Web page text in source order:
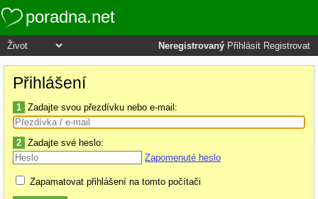
poradna.net
Neregistrovaný Přihlásit Registrovat
Přihlášení
1 Zadajte svou přezdívku nebo e-mail:
2 Zadajte své heslo:
Zapomenuté heslo
Zapamatovat přihlášení na tomto počítači